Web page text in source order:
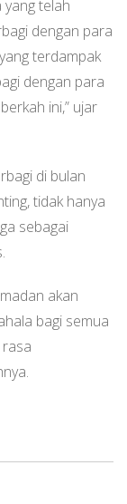
telah
dengan para
terdampak
dengan para
ini,” ujar
di bulan
tidak hanya
sebagai
akan
bagi semua